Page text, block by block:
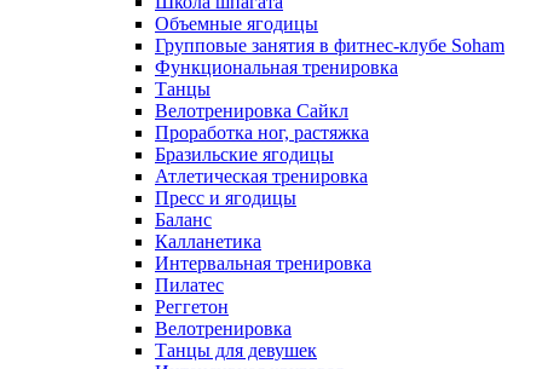
Объемные ягодицы
Групповые занятия в фитнес-клубе Soham
Функциональная тренировка
Танцы
Велотренировка Сайкл
Проработка ног, растяжка
Бразильские ягодицы
Атлетическая тренировка
Пресс и ягодицы
Баланс
Калланетика
Интервальная тренировка
Пилатес
Реггетон
Велотренировка
Танцы для девушек